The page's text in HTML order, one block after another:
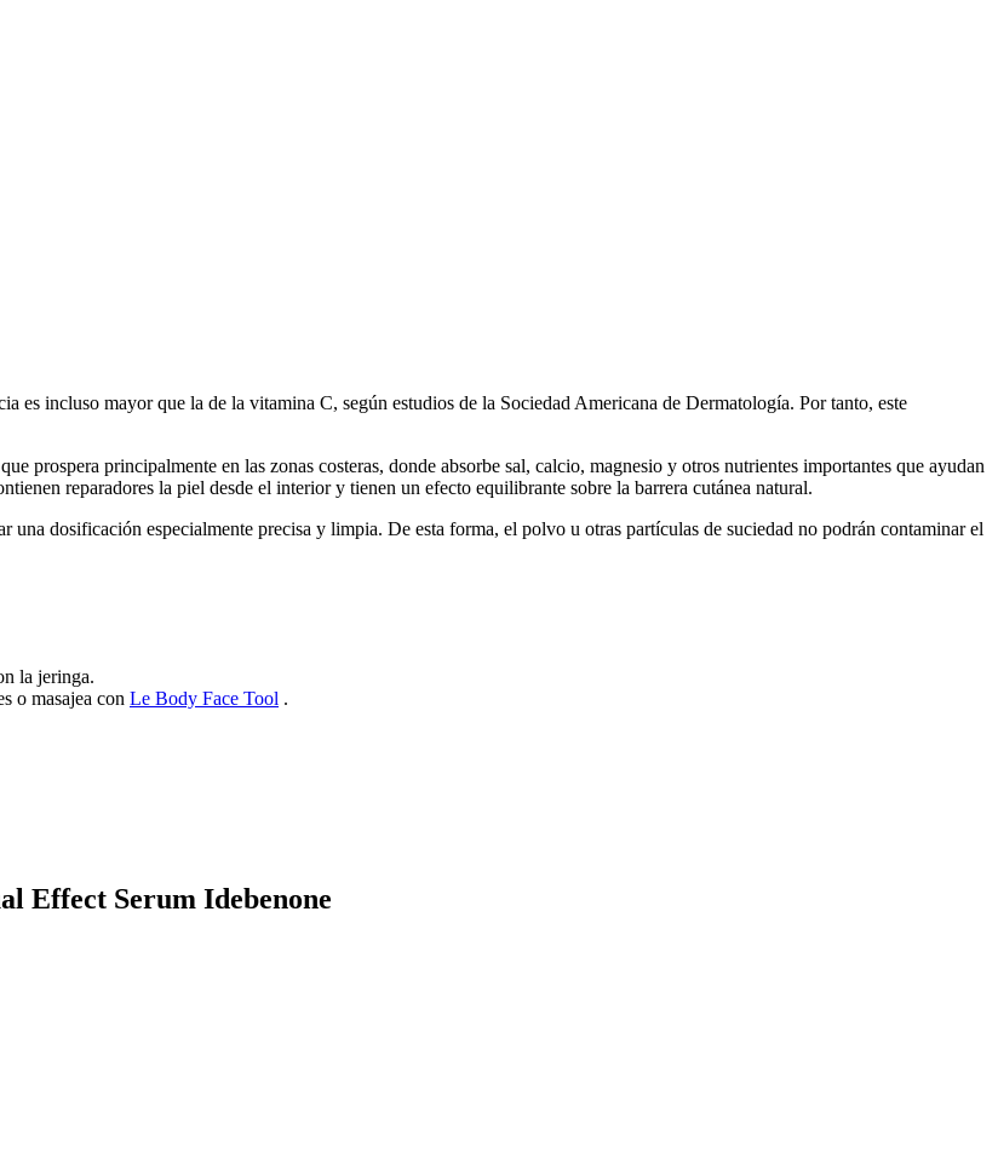
es incluso mayor que la de la vitamina C, según estudios de la Sociedad Americana de Dermatología. Por tanto, este
prospera principalmente en las zonas costeras, donde absorbe sal, calcio, magnesio y otros nutrientes importantes que ayudan
reparadores la piel desde el interior y tienen un efecto equilibrante sobre la barrera cutánea natural.
dosificación especialmente precisa y limpia. De esta forma, el polvo u otras partículas de suciedad no podrán contaminar el
la jeringa.
o masajea con Le Body Face Tool .
Effect Serum Idebenone